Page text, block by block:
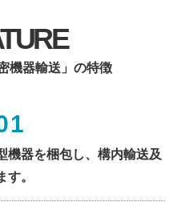
る
機器輸送」の特徴
機器を梱包し、構内輸送及
。